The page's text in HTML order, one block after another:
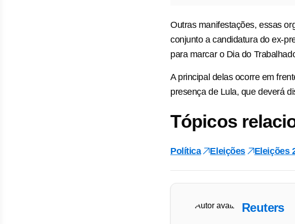
Outras manifestações, essas
conjunto a candidatura do ex-
para marcar o Dia do
A principal delas ocorre em
presença de Lula, que deverá
Tópicos
Política Eleições Eleições
Reuters